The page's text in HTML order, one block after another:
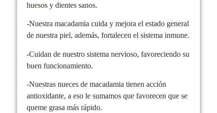
huesos y dientes sanos.
-Nuestra macadamia cuida y mejora el estado general
de nuestra piel, además, fortalecen el sistema inmune.
-Cuidan de nuestro sistema nervioso, favoreciendo su
buen funcionamiento.
-Nuestras nueces de macadamia tienen acción
antioxidante, a eso le sumamos que favorecen que se
queme grasa más rápido.